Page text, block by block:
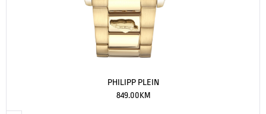
PHILIPP PLEIN
849.00KM